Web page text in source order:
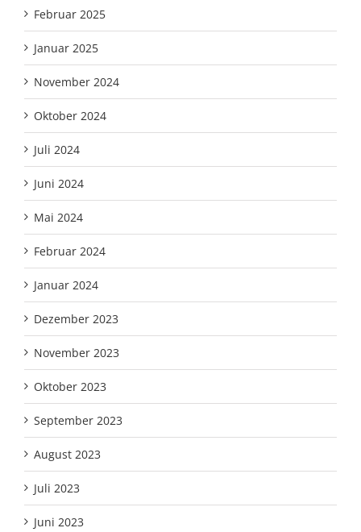
Februar 2025
Januar 2025
November 2024
Oktober 2024
Juli 2024
Juni 2024
Mai 2024
Februar 2024
Januar 2024
Dezember 2023
November 2023
Oktober 2023
September 2023
August 2023
Juli 2023
Juni 2023